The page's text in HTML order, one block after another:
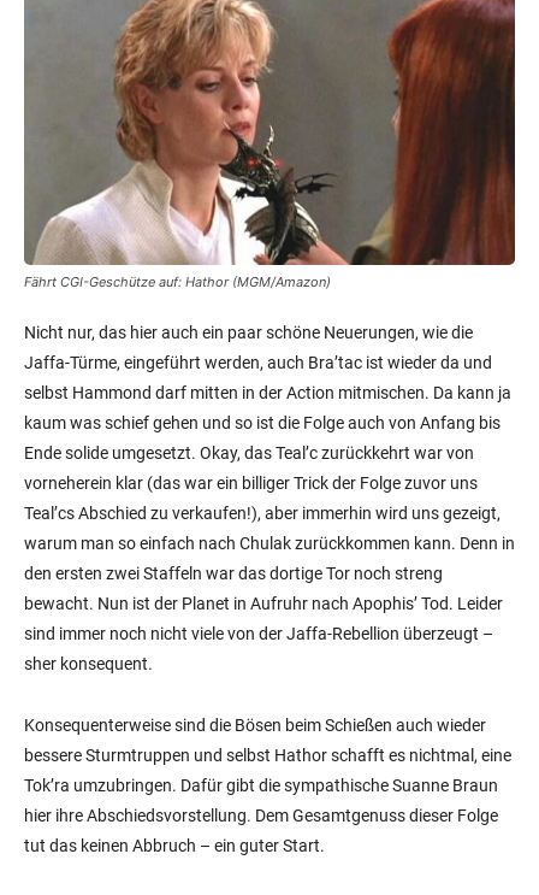
Fährt CGI-Geschütze auf: Hathor (MGM/Amazon)
Nicht nur, das hier auch ein paar schöne Neuerungen, wie die
Jaffa-Türme, eingeführt werden, auch Bra’tac ist wieder da und
selbst Hammond darf mitten in der Action mitmischen. Da kann ja
kaum was schief gehen und so ist die Folge auch von Anfang bis
Ende solide umgesetzt. Okay, das Teal’c zurückkehrt war von
vorneherein klar (das war ein billiger Trick der Folge zuvor uns
Teal’cs Abschied zu verkaufen!), aber immerhin wird uns gezeigt,
warum man so einfach nach Chulak zurückkommen kann. Denn in
den ersten zwei Staffeln war das dortige Tor noch streng
bewacht. Nun ist der Planet in Aufruhr nach Apophis’ Tod. Leider
sind immer noch nicht viele von der Jaffa-Rebellion überzeugt –
sher konsequent.
Konsequenterweise sind die Bösen beim Schießen auch wieder
bessere Sturmtruppen und selbst Hathor schafft es nichtmal, eine
Tok’ra umzubringen. Dafür gibt die sympathische Suanne Braun
hier ihre Abschiedsvorstellung. Dem Gesamtgenuss dieser Folge
tut das keinen Abbruch – ein guter Start.